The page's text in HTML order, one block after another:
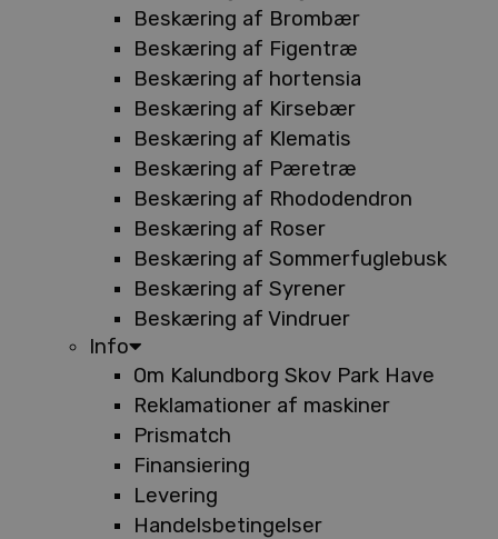
Beskæring af Brombær
Beskæring af Figentræ
Beskæring af hortensia
Beskæring af Kirsebær
Beskæring af Klematis
Beskæring af Pæretræ
Beskæring af Rhododendron
Beskæring af Roser
Beskæring af Sommerfuglebusk
Beskæring af Syrener
Beskæring af Vindruer
Info
Om Kalundborg Skov Park Have
Reklamationer af maskiner
Prismatch
Finansiering
Levering
Handelsbetingelser